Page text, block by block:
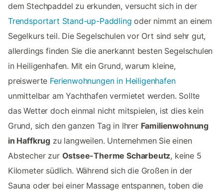
dem Stechpaddel zu erkunden, versucht sich in der
Trendsportart Stand-up-Paddling oder nimmt an einem
Segelkurs teil. Die Segelschulen vor Ort sind sehr gut,
allerdings finden Sie die anerkannt besten Segelschulen
in Heiligenhafen. Mit ein Grund, warum kleine,
preiswerte Ferienwohnungen in Heiligenhafen
unmittelbar am Yachthafen vermietet werden. Sollte
das Wetter doch einmal nicht mitspielen, ist dies kein
Grund, sich den ganzen Tag in Ihrer Familienwohnung
in Haffkrug zu langweilen. Unternehmen Sie einen
Abstecher zur Ostsee-Therme Scharbeutz, keine 5
Kilometer südlich. Während sich die Großen in der
Sauna oder bei einer Massage entspannen, toben die